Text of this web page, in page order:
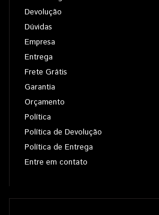
Devolução
Dúvidas
Empresa
Entrega
Frete Grátis
Garantia
Orçamento
Política
Política de Devolução
Política de Entrega
Entre em contato